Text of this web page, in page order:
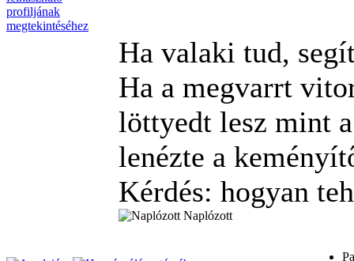
Ha valaki tud,
Ha a megvarrt
löttyedt lesz mint
lenézte a
Kérdés: hogyan
Naplózott